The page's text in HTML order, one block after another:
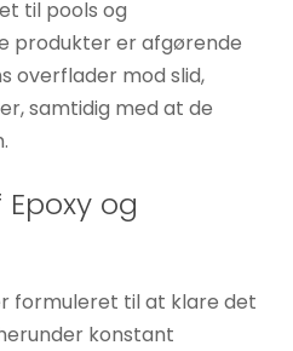
til pools og
produkter er afgørende
overflader mod slid,
samtidig med at de
og
formuleret til at klare det
konstant